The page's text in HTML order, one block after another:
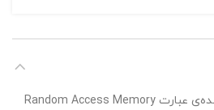
حافظه‌ی رَم (RAM) خلاصه‌ شده‌ی عبارت Random Access Memory